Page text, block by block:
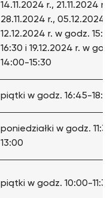
14.11.2024 r., 21.11.2024 r.,
28.11.2024 r., 05.12.2024
12.12.2024 r. w godz.
16:30 i 19.12.2024 r. w
14:00-15:30
piątki w godz. 16:45-
poniedziałki w godz.
13:00
piątki w godz. 10:00-